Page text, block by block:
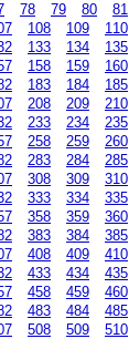
78 79 80 81
108 109 110
133 134 135
158 159 160
183 184 185
208 209 210
233 234 235
258 259 260
283 284 285
308 309 310
333 334 335
358 359 360
383 384 385
408 409 410
433 434 435
458 459 460
483 484 485
508 509 510